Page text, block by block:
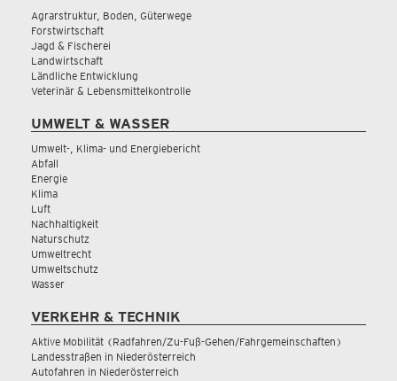
Agrarstruktur, Boden, Güterwege
Forstwirtschaft
Jagd & Fischerei
Landwirtschaft
Ländliche Entwicklung
Veterinär & Lebensmittelkontrolle
UMWELT & WASSER
Umwelt-, Klima- und Energiebericht
Abfall
Energie
Klima
Luft
Nachhaltigkeit
Naturschutz
Umweltrecht
Umweltschutz
Wasser
VERKEHR & TECHNIK
Aktive Mobilität (Radfahren/Zu-Fuß-Gehen/Fahrgemeinschaften)
Landesstraßen in Niederösterreich
Autofahren in Niederösterreich